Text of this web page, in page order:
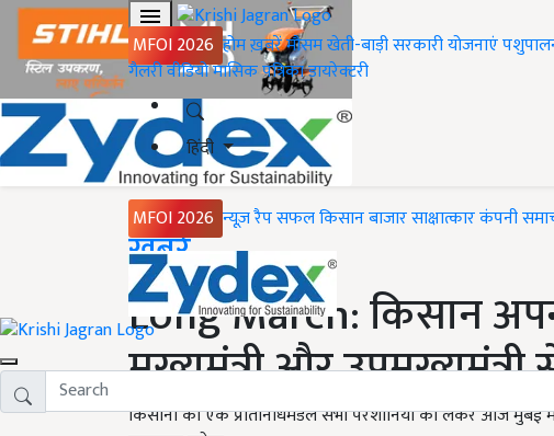
MFOI 2026 होमख़बरेंमौसमखेती-बाड़ीसरकारी योजनाएं
गैलरीवीडियोमासिक पत्रिकाडायरेक्टरी
हिंदी
MFOI 2026 न्यूज़ रैपसफल किसानबाजारसाक्षात्कारकंपनी
Home
ख़बरें
Long March: किसान
मुख्यमंत्री और
किसानों का एक प्रतिनिधिमंडल सभी परेशानियों को लेकर आज